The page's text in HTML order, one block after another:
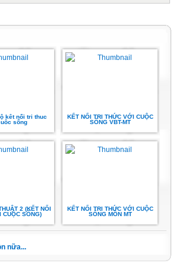
kêt nối tri thuc
sống
KẾT NỐI TRI THỨC VỚI CUỘC
SỐNG VBT-MT
2 (KẾT NỐI
CUỘC SỐNG)
KẾT NỐI TRI THỨC VỚI CUỘC
SỐNG MÔN MT
nữa...